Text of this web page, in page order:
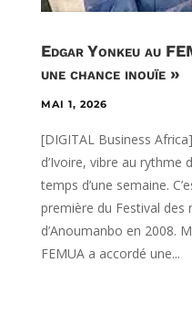
Edgar Yonkeu au
une chance inouïe »
MAI 1, 2026
[DIGITAL Business
d’Ivoire, vibre au rythme
temps d’une semaine.
première du Festival des
d’Anoumanbo en 2008.
FEMUA a accordé une...